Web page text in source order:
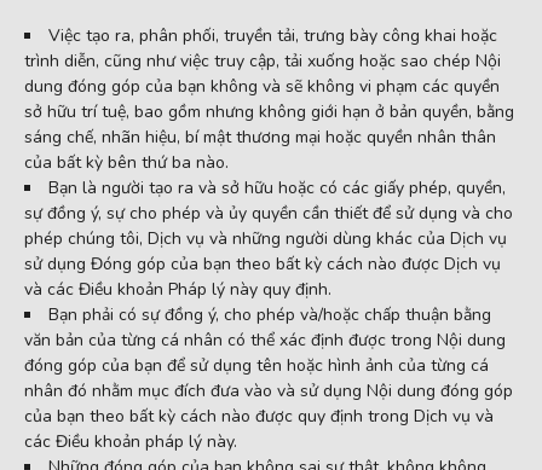
Việc tạo ra, phân phối, truyền tải, trưng bày công khai hoặc
trình diễn, cũng như việc truy cập, tải xuống hoặc sao chép Nội
dung đóng góp của bạn không và sẽ không vi phạm các quyền
sở hữu trí tuệ, bao gồm nhưng không giới hạn ở bản quyền, bằng
sáng chế, nhãn hiệu, bí mật thương mại hoặc quyền nhân thân
của bất kỳ bên thứ ba nào.
Bạn là người tạo ra và sở hữu hoặc có các giấy phép, quyền,
sự đồng ý, sự cho phép và ủy quyền cần thiết để sử dụng và cho
phép chúng tôi, Dịch vụ và những người dùng khác của Dịch vụ
sử dụng Đóng góp của bạn theo bất kỳ cách nào được Dịch vụ
và các Điều khoản Pháp lý này quy định.
Bạn phải có sự đồng ý, cho phép và/hoặc chấp thuận bằng
văn bản của từng cá nhân có thể xác định được trong Nội dung
đóng góp của bạn để sử dụng tên hoặc hình ảnh của từng cá
nhân đó nhằm mục đích đưa vào và sử dụng Nội dung đóng góp
của bạn theo bất kỳ cách nào được quy định trong Dịch vụ và
các Điều khoản pháp lý này.